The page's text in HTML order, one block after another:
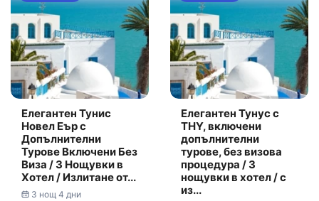
Елегантен Тунис
Новел Еър с
Допълнителни
Турове Включени Без
Виза / 3 Нощувки в
Хотел / Излитане от...
3 нощ 4 дни
Елегантен Тунус с
THY, включени
допълнителни
турове, без визова
процедура / 3
нощувки в хотел / с
из...